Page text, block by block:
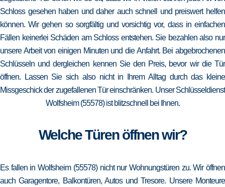
Schloss gesehen haben und daher auch schnell und preiswert helfen
können. Wir gehen so sorgfältig und vorsichtig vor, dass in einfachen
Fällen keinerlei Schäden am Schloss entstehen. Sie bezahlen also nur
unsere Arbeit von einigen Minuten und die Anfahrt. Bei abgebrochenen
Schlüsseln und dergleichen kennen Sie den Preis, bevor wir die Tür
öffnen. Lassen Sie sich also nicht in Ihrem Alltag durch das kleine
Missgeschick der zugefallenen Tür einschränken. Unser Schlüsseldienst
Wolfsheim (55578) ist blitzschnell bei Ihnen.
Welche Türen öffnen wir?
Es fallen in Wolfsheim (55578) nicht nur Wohnungstüren zu. Wir öffnen
auch Garagentore, Balkontüren, Autos und Tresore. Unsere Monteure